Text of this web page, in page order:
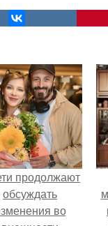
продолжают
обсуждать
во